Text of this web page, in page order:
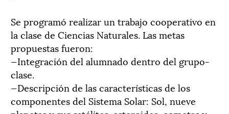
Se programó realizar un trabajo cooperativo en
la clase de Ciencias Naturales. Las metas
propuestas fueron:
—Integración del alumnado dentro del grupo-
clase.
—Descripción de las características de los
componentes del Sistema Solar: Sol, nueve